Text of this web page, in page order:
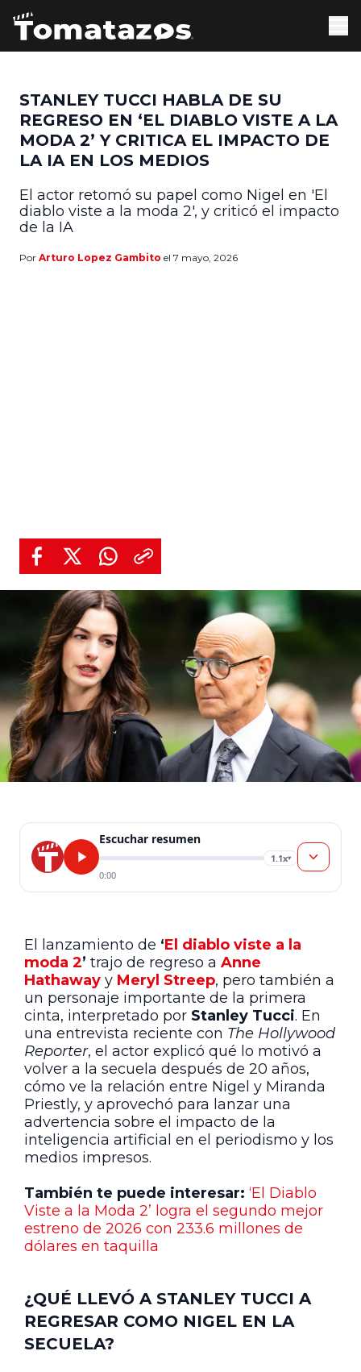
STANLEY TUCCI HABLA DE SU
REGRESO EN ‘EL DIABLO VISTE A LA
MODA 2’ Y CRITICA EL IMPACTO DE
LA IA EN LOS MEDIOS
El actor retomó su papel como Nigel en 'El
diablo viste a la moda 2', y criticó el impacto
de la IA
Por Arturo Lopez Gambito el 7 mayo, 2026
Escuchar resumen
1.1x▾
0:00
El lanzamiento de ‘El diablo viste a la
moda 2’ trajo de regreso a Anne
Hathaway y Meryl Streep, pero también a
un personaje importante de la primera
cinta, interpretado por Stanley Tucci. En
una entrevista reciente con The Hollywood
Reporter, el actor explicó qué lo motivó a
volver a la secuela después de 20 años,
cómo ve la relación entre Nigel y Miranda
Priestly, y aprovechó para lanzar una
advertencia sobre el impacto de la
inteligencia artificial en el periodismo y los
medios impresos.
También te puede interesar: ‘El Diablo
Viste a la Moda 2’ logra el segundo mejor
estreno de 2026 con 233.6 millones de
dólares en taquilla
¿QUÉ LLEVÓ A STANLEY TUCCI A
REGRESAR COMO NIGEL EN LA
SECUELA?